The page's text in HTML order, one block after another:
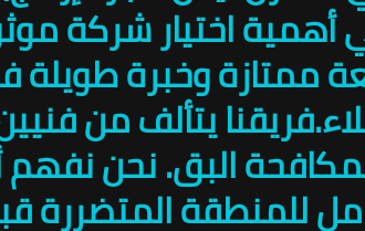
أهمية اختيار شركة
ممتازة وخبرة
يتألف من
البق. نحن
للمنطقة المتضررة